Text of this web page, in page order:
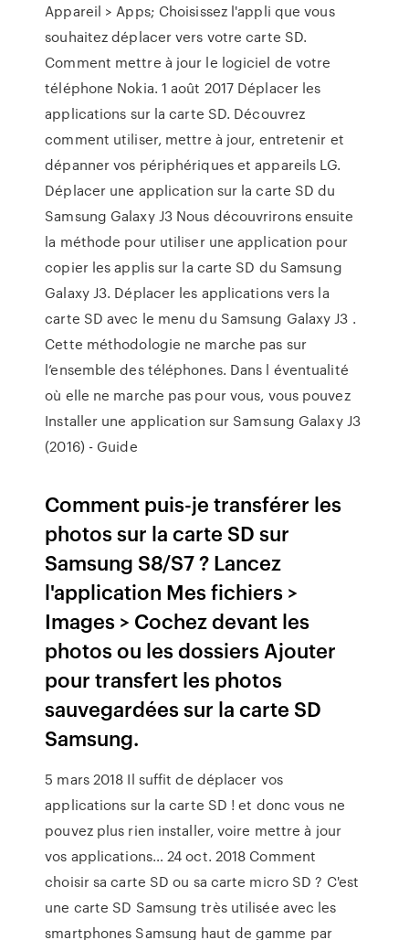
Appareil > Apps; Choisissez l'appli que vous
souhaitez déplacer vers votre carte SD.
Comment mettre à jour le logiciel de votre
téléphone Nokia. 1 août 2017 Déplacer les
applications sur la carte SD. Découvrez
comment utiliser, mettre à jour, entretenir et
dépanner vos périphériques et appareils LG.
Déplacer une application sur la carte SD du
Samsung Galaxy J3 Nous découvrirons ensuite
la méthode pour utiliser une application pour
copier les applis sur la carte SD du Samsung
Galaxy J3. Déplacer les applications vers la
carte SD avec le menu du Samsung Galaxy J3 .
Cette méthodologie ne marche pas sur
l’ensemble des téléphones. Dans l éventualité
où elle ne marche pas pour vous, vous pouvez
Installer une application sur Samsung Galaxy J3
(2016) - Guide
Comment puis-je transférer les
photos sur la carte SD sur
Samsung S8/S7 ? Lancez
l'application Mes fichiers >
Images > Cochez devant les
photos ou les dossiers Ajouter
pour transfert les photos
sauvegardées sur la carte SD
Samsung.
5 mars 2018 Il suffit de déplacer vos
applications sur la carte SD ! et donc vous ne
pouvez plus rien installer, voire mettre à jour
vos applications… 24 oct. 2018 Comment
choisir sa carte SD ou sa carte micro SD ? C'est
une carte SD Samsung très utilisée avec les
smartphones Samsung haut de gamme par